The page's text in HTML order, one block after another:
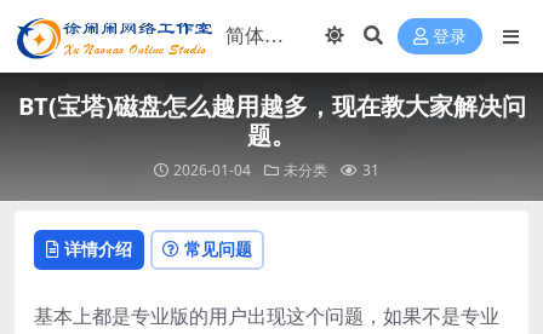
登录
BT(宝塔)磁盘怎么越用越多，现在教大家解决问
题。
2026-01-04 未分类 31
详情介绍 常见问题
基本上都是专业版的用户出现这个问题，如果不是专业